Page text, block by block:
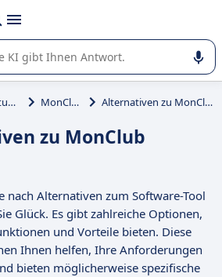
mit
Sie bei der Nutzung oder Auswahl
Fitnessstudio MonClub Alternativen zu MonClub
zu MonClub
nach Alternativen zum Software-Tool
Glück. Es gibt zahlreiche Optionen,
und Vorteile bieten. Diese
Ihnen helfen, Ihre Anforderungen
bieten möglicherweise spezifische